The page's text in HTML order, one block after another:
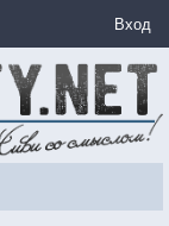
Вход